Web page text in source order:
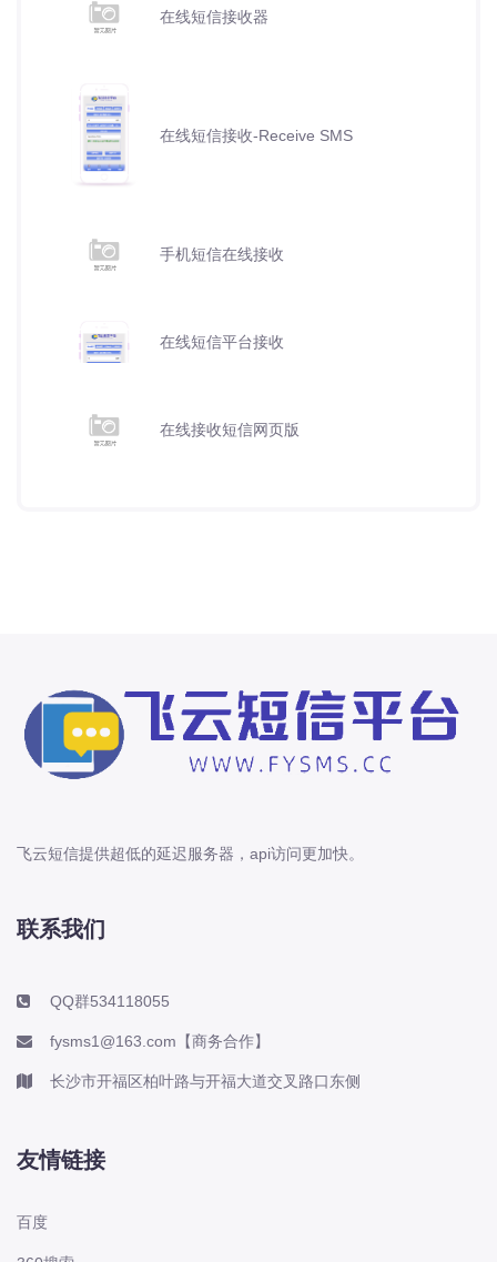
在线短信接收器
在线短信接收-Receive SMS
手机短信在线接收
在线短信平台接收
在线接收短信网页版
飞云短信提供超低的延迟服务器，api访问更加快。
联系我们
QQ群534118055
fysms1@163.com【商务合作】
长沙市开福区柏叶路与开福大道交叉路口东侧
友情链接
百度